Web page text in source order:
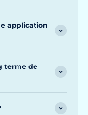
application
terme de